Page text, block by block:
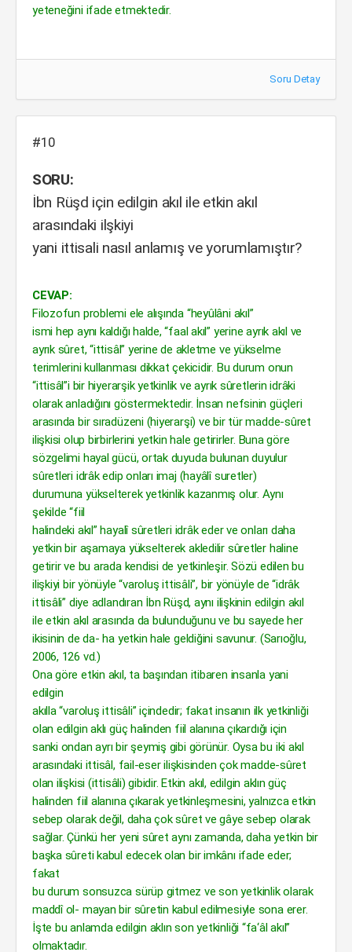
yeteneğini ifade etmektedir.
Soru Detay
#10
SORU:
İbn Rüşd için edilgin akıl ile etkin akıl
arasındaki ilşkiyi
yani ittisali nasıl anlamış ve yorumlamıştır?
CEVAP:
Filozofun problemi ele alışında “heyûlâni akıl”
ismi hep aynı kaldığı halde, “faal akıl” yerine ayrık akıl ve
ayrık sûret, “ittisâl” yerine de akletme ve yükselme
terimlerini kullanması dikkat çekicidir. Bu durum onun
“ittisâl”i bir hiyerarşik yetkinlik ve ayrık sûretlerin idrâki
olarak anladığını göstermektedir. İnsan nefsinin güçleri
arasında bir sıradüzeni (hiyerarşi) ve bir tür madde-sûret
ilişkisi olup birbirlerini yetkin hale getirirler. Buna göre
sözgelimi hayal gücü, ortak duyuda bulunan duyulur
sûretleri idrâk edip onları imaj (hayâlî suretler)
durumuna yükselterek yetkinlik kazanmış olur. Aynı
şekilde “fiil
halindeki akıl” hayalî sûretleri idrâk eder ve onları daha
yetkin bir aşamaya yükselterek akledilir sûretler haline
getirir ve bu arada kendisi de yetkinleşir. Sözü edilen bu
ilişkiyi bir yönüyle “varoluş ittisâli”, bir yönüyle de “idrâk
ittisâli” diye adlandıran İbn Rüşd, aynı ilişkinin edilgin akıl
ile etkin akıl arasında da bulunduğunu ve bu sayede her
ikisinin de da- ha yetkin hale geldiğini savunur. (Sarıoğlu,
2006, 126 vd.)
Ona göre etkin akıl, ta başından itibaren insanla yani
edilgin
akılla “varoluş ittisâli” içindedir; fakat insanın ilk yetkinliği
olan edilgin aklı güç halinden fiil alanına çıkardığı için
sanki ondan ayrı bir şeymiş gibi görünür. Oysa bu iki akıl
arasındaki ittisâl, fail-eser ilişkisinden çok madde-sûret
olan ilişkisi (ittisâli) gibidir. Etkin akıl, edilgin aklın güç
halinden fiil alanına çıkarak yetkinleşmesini, yalnızca etkin
sebep olarak değil, daha çok sûret ve gâye sebep olarak
sağlar. Çünkü her yeni sûret aynı zamanda, daha yetkin bir
başka sûreti kabul edecek olan bir imkânı ifade eder;
fakat
bu durum sonsuzca sürüp gitmez ve son yetkinlik olarak
maddî ol- mayan bir sûretin kabul edilmesiyle sona erer.
İşte bu anlamda edilgin aklın son yetkinliği “fa‘âl akıl”
olmaktadır.